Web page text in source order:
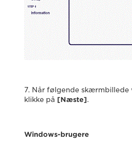
7. Når følgende skærmbillede
klikke på [Næste].
Windows-brugere